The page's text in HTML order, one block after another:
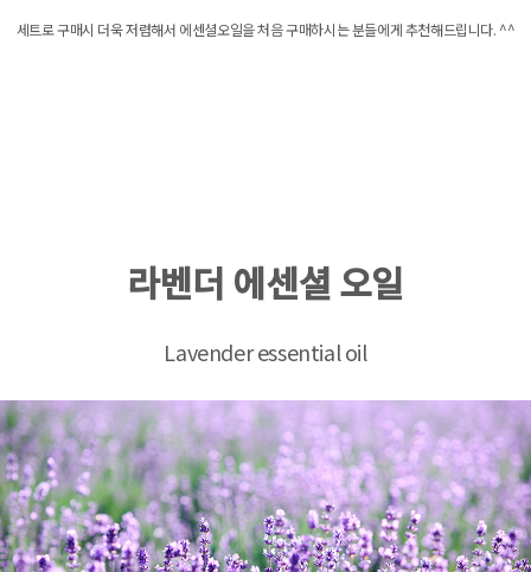
세트로 구매시 더욱 저렴해서 에센셜오일을 처음 구매하시는 분들에게 추천해드립니다. ^^
라벤더 에센셜 오일
Lavender essential oil